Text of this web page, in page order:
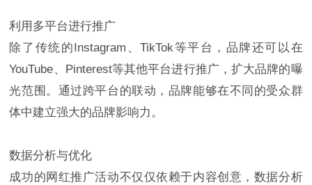
利用多平台进行推广
除了传统的Instagram、TikTok等平台，品牌还可以在
YouTube、Pinterest等其他平台进行推广，扩大品牌的曝
光范围。通过跨平台的联动，品牌能够在不同的受众群
体中建立强大的品牌影响力。
数据分析与优化
成功的网红推广活动不仅仅依赖于内容创意，数据分析